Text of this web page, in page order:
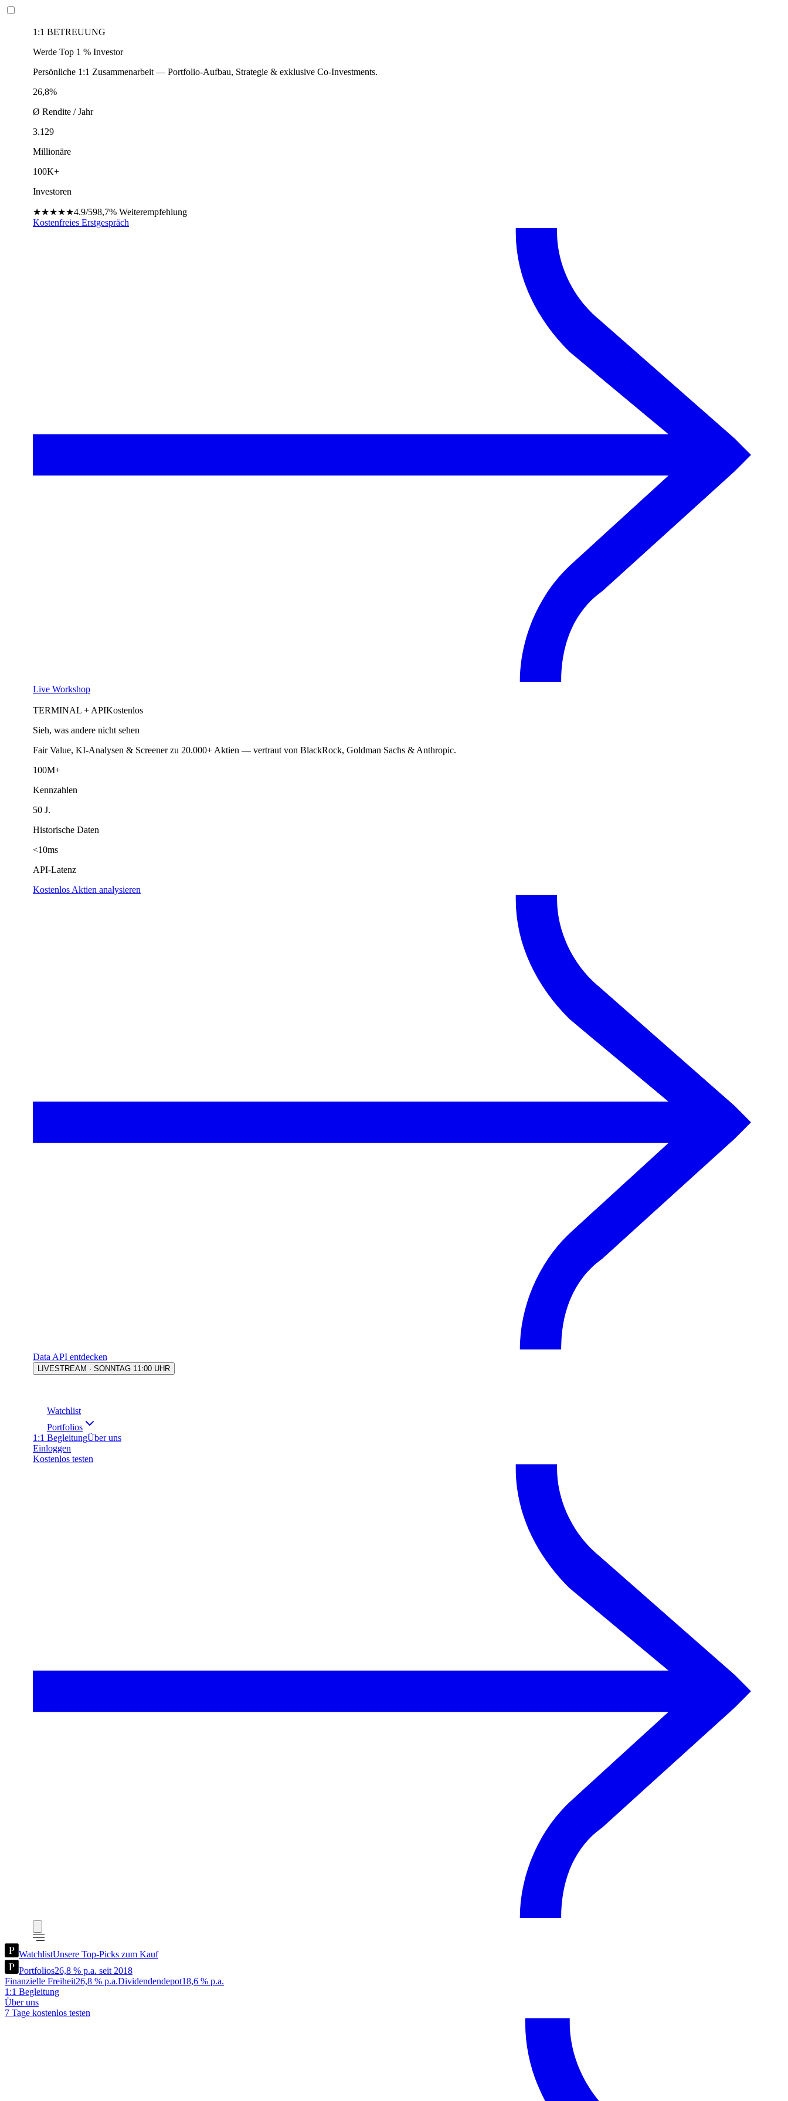
1:1 BETREUUNG
Werde Top 1 % Investor
Persönliche 1:1 Zusammenarbeit — Portfolio-Aufbau, Strategie & exklusive Co-Investments.
26,8%
Ø Rendite / Jahr
3.129
Millionäre
100K+
Investoren
★★★★★4.9/598,7% Weiterempfehlung
Kostenfreies Erstgespräch
Live Workshop
TERMINAL + APIKostenlos
Sieh, was andere nicht sehen
Fair Value, KI-Analysen & Screener zu 20.000+ Aktien — vertraut von BlackRock, Goldman Sachs & Anthropic.
100M+
Kennzahlen
50 J.
Historische Daten
<10ms
API-Latenz
Kostenlos Aktien analysieren
Data API entdecken
LIVESTREAM · SONNTAG 11:00 UHR
Watchlist
Portfolios
1:1 BegleitungÜber uns
Einloggen
Kostenlos testen
WatchlistUnsere Top-Picks zum Kauf
Portfolios26,8 % p.a. seit 2018
Finanzielle Freiheit26,8 % p.a.Dividendendepot18,6 % p.a.
1:1 Begleitung
Über uns
7 Tage kostenlos testen